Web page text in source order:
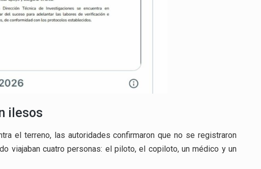
ilesos
el terreno, las autoridades confirmaron que no se registraron
viajaban cuatro personas: el piloto, el copiloto, un médico y un